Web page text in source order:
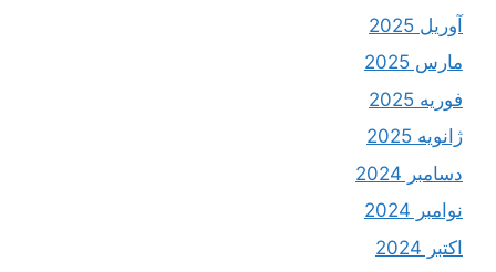
آوریل 2025
مارس 2025
فوریه 2025
ژانویه 2025
دسامبر 2024
نوامبر 2024
اکتبر 2024